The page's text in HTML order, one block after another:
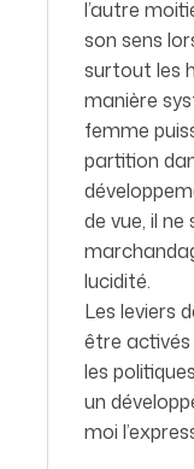
l’autre
son sens
surtout les
manière
femme
partition
de vue, il ne
lucidité.
Les leviers
être
les
un
moi